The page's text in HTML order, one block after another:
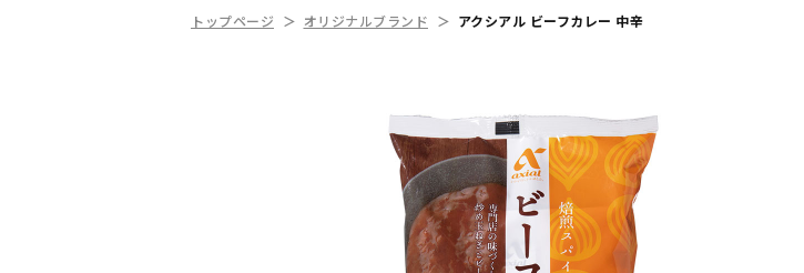
トップページ オリジナルブランド アクシアル ビーフカレー 中辛